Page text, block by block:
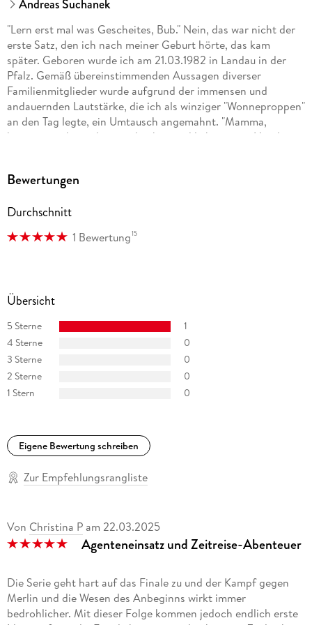
Andreas Suchanek
"Lern erst mal was Gescheites, Bub." Nein, das war nicht der
erste Satz, den ich nach meiner Geburt hörte, das kam
später. Geboren wurde ich am 21.03.1982 in Landau in der
Pfalz. Gemäß übereinstimmenden Aussagen diverser
Familienmitglieder wurde aufgrund der immensen und
andauernden Lautstärke, die ich als winziger "Wonneproppen"
an den Tag legte, ein Umtausch angemahnt. "Mamma,
können wir ihn nicht zurückgeben und lieber einen Hund
Glücklicherweise galt hier: Vom Umtausch ausgeschlossen.
Natürlich verrate ich hier keine weiteren Details, das würde
zum einen den Spannungsbogen kaputtmachen, zum anderen
bleibt dann nichts mehr für meine Memoiren übrig.
Eine Übersicht meiner Schreibprojekte:
"Heliosphere 2265" (Space Opera, eigene Serie)
"Ein MORDs-Team" (All-Age-Krimi, eigene Serie)
"Maddrax - Die dunkle Zukunft der Erde" (Dystopische Sci-Fi,
"Professor Zamorra - Der Meister des Übersinnlichen" (Urban
Fantasy, Co-Autor)
"Perry Rhodan-Stardust, Band 8, Anthurs Ernte" (Space
Bewertungen
Durchschnitt
1 Bewertung15
Übersicht
5 Sterne
1
4 Sterne
0
3 Sterne
0
2 Sterne
0
1 Stern
0
Eigene Bewertung schreiben
Zur Empfehlungsrangliste
Von Christina P am 22.03.2025
Agenteneinsatz und Zeitreise-Abenteuer
Die Serie geht hart auf das Finale zu und der Kampf gegen
Merlin und die Wesen des Anbeginns wirkt immer
bedrohlicher. Mit dieser Folge kommen jedoch endlich erste